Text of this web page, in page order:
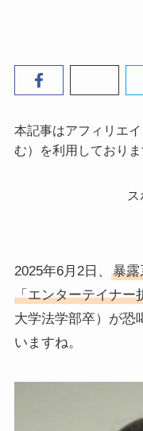
本記事はアフィリエ
む）を利用しておりま
2025年6月2日、
暴露
「エンターテイナー
大学法学部卒）が恐
いますね。